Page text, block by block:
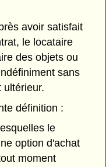
avoir satisfait
le locataire
des objets ou
sans
ultérieur.
définition :
le
option d'achat
moment